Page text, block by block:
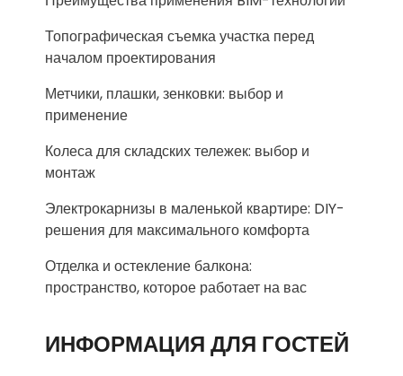
Топографическая съемка участка перед
началом проектирования
Метчики, плашки, зенковки: выбор и
применение
Колеса для складских тележек: выбор и
монтаж
Электрокарнизы в маленькой квартире: DIY-
решения для максимального комфорта
Отделка и остекление балкона:
пространство, которое работает на вас
ИНФОРМАЦИЯ ДЛЯ ГОСТЕЙ